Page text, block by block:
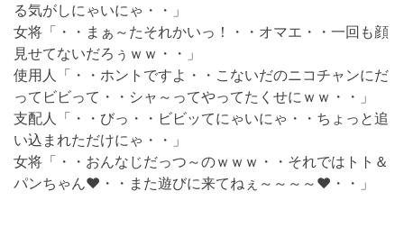
る気がしにゃいにゃ・・」
女将「・・まぁ～たそれかいっ！・・オマエ・・一回も顔
見せてないだろぅｗｗ・・」
使用人「・・ホントですよ・・こないだのニコチャンにだ
ってビビって・・シャ～ってやってたくせにｗｗ・・」
支配人「・・びっ・・ビビッてにゃいにゃ・・ちょっと追
い込まれただけにゃ・・」
女将「・・おんなじだっつ～のｗｗｗ・・それではトト＆
パンちゃん❤・・また遊びに来てねぇ～～～～❤・・」